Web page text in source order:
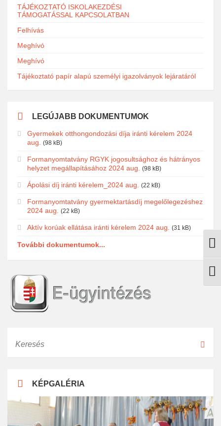
TÁJÉKOZTATÓ ISKOLAKEZDÉSI
TÁMOGATÁSSAL KAPCSOLATBAN
Felhívás
Meghívó
Meghívó
Tájékoztató papír alapú személyi igazolványok lejáratáról
LEGÚJABB DOKUMENTUMOK
Gyermekek otthongondozási díja iránti kérelem 2024
aug.
(98 kB)
Formanyomtatvány RGYK jogosultsághoz és hátrányos
helyzet megállapításához 2024 aug.
(98 kB)
Ápolási díj iránti kérelem_2024 aug. (22 kB)
Formanyomtatvány gyermektartásdíj megelőlegezéshez
2024 aug.
(22 kB)
Aktív korúak ellátása iránti kérelem 2024 aug. (31 kB)
További dokumentumok...
KÉPGALÉRIA